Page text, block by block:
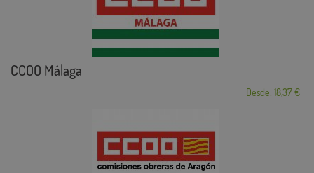
CCOO Málaga
Desde: 18,37 €